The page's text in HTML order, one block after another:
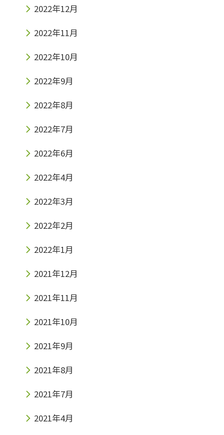
2022年12月
2022年11月
2022年10月
2022年9月
2022年8月
2022年7月
2022年6月
2022年4月
2022年3月
2022年2月
2022年1月
2021年12月
2021年11月
2021年10月
2021年9月
2021年8月
2021年7月
2021年4月